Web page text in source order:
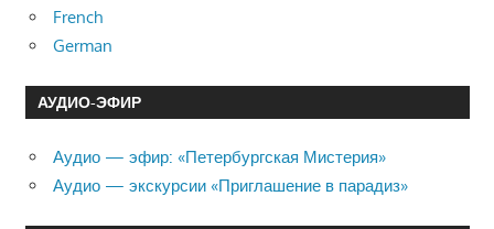
French
German
АУДИО-ЭФИР
Аудио — эфир: «Петербургская Мистерия»
Аудио — экскурсии «Приглашение в парадиз»